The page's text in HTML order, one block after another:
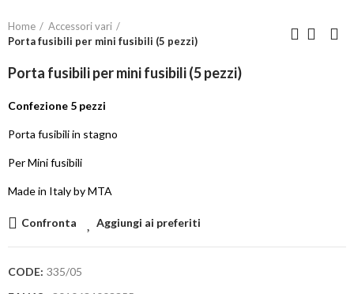
Home
Accessori vari
Porta fusibili per mini fusibili (5 pezzi)
Porta fusibili per mini fusibili (5 pezzi)
Confezione 5 pezzi
Porta fusibili in stagno
Per Mini fusibili
Made in Italy by MTA
Confronta Aggiungi ai preferiti
CODE: 335/05